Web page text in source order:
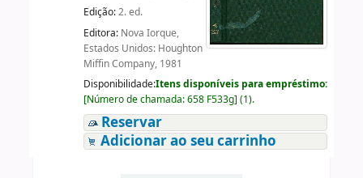
Edição:2. ed.
Editora: Nova Iorque,
Estados Unidos: Houghton
Miffin Company, 1981
Disponibilidade:Itens disponíveis para empréstimo:
[Número de chamada:658 F533g] (1).
Reservar
Adicionar ao seu carrinho